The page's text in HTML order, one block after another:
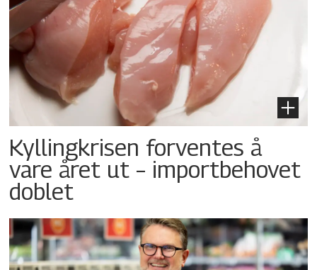
Kyllingkrisen forventes å
vare året ut – importbehovet
doblet